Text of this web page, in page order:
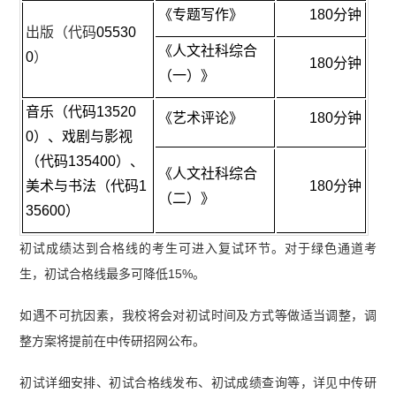
出版（代码05530
0）
《专题写作》 180分钟
《人文社科综合
（一）》
180分钟
音乐（代码13520
0）、戏剧与影视
（代码135400）、
美术与书法（代码1
35600）
《艺术评论》 180分钟
《人文社科综合
（二）》
180分钟
初试成绩达到合格线的考生可进入复试环节。对于绿色通道考
生，初试合格线最多可降低15%。
如遇不可抗因素，我校将会对初试时间及方式等做适当调整，调
整方案将提前在中传研招网公布。
初试详细安排、初试合格线发布、初试成绩查询等，详见中传研